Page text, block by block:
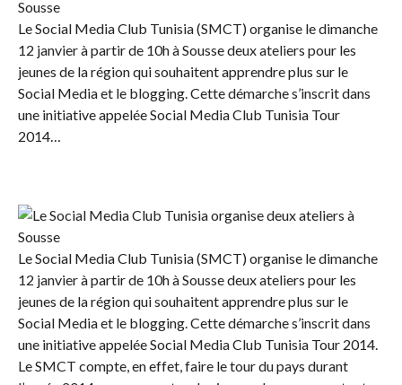
Le Social Media Club Tunisia (SMCT) organise le dimanche
12 janvier à partir de 10h à Sousse deux ateliers pour les
jeunes de la région qui souhaitent apprendre plus sur le
Social Media et le blogging. Cette démarche s’inscrit dans
une initiative appelée Social Media Club Tunisia Tour
2014…
Le Social Media Club Tunisia (SMCT) organise le dimanche
12 janvier à partir de 10h à Sousse deux ateliers pour les
jeunes de la région qui souhaitent apprendre plus sur le
Social Media et le blogging. Cette démarche s’inscrit dans
une initiative appelée Social Media Club Tunisia Tour 2014.
Le SMCT compte, en effet, faire le tour du pays durant